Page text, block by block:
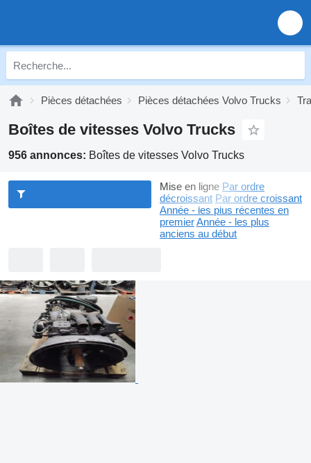
Pièces détachées Pièces détachées Volvo Trucks
Boîtes de vitesses Volvo Trucks
956 annonces: Boîtes de vitesses Volvo Trucks
Mise en ligne Par ordre
décroissant Par ordre croissant
Année - les plus récentes en
premierAnnée - les plus
anciens au début